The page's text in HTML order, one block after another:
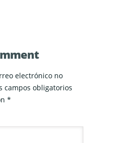
electrónico no
campos obligatorios
*